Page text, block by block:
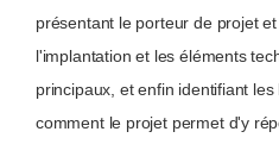
présentant le porteur de projet et
l'implantation et les éléments
principaux, et enfin identifiant
comment le projet permet d'y